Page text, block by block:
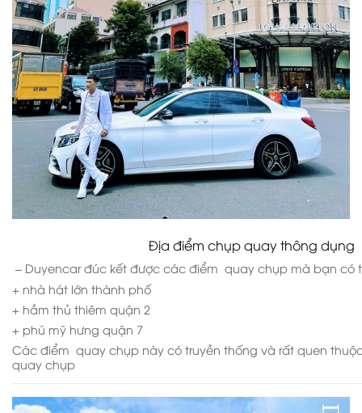
Địa điểm chụp quay thông dụng
– Duyencar đúc kết được các điểm quay chụp mà bạn có
+ nhà hát lớn thành phố
+ hầm thủ thiêm quận 2
+ phú mỹ hưng quận 7
Các điểm quay chụp này có truyền thống và rất quen
quay chụp